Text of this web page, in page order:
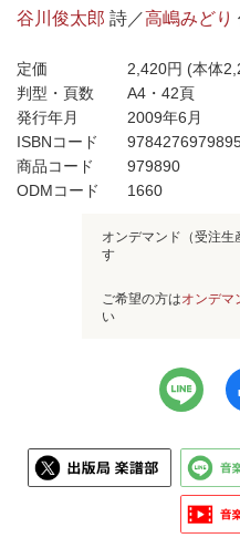
谷川俊太郎 詩／高嶋みどり
定価 2,420円 (本体
判型・頁数
A4・42頁
発行年月
2009年6月
ISBNコード
商品コード
979890
ODMコード
1660
オンデマンド（受注生
す
ご希望の方はオンデマ
い